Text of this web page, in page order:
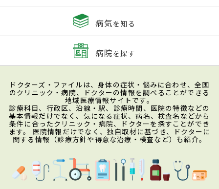
病気を知る
病院を探す
ドクターズ・ファイルは、身体の症状・悩みに合わせ、全国
のクリニック・病院、ドクターの情報を調べることができる
地域医療情報サイトです。
診療科目、行政区、沿線・駅、診療時間、医院の特徴などの
基本情報だけでなく、気になる症状、病名、検査名などから
条件に合ったクリニック・病院、ドクターを探すことができ
ます。 医院情報だけでなく、独自取材に基づき、ドクターに
関する情報（診療方針や得意な治療・検査など）も紹介。